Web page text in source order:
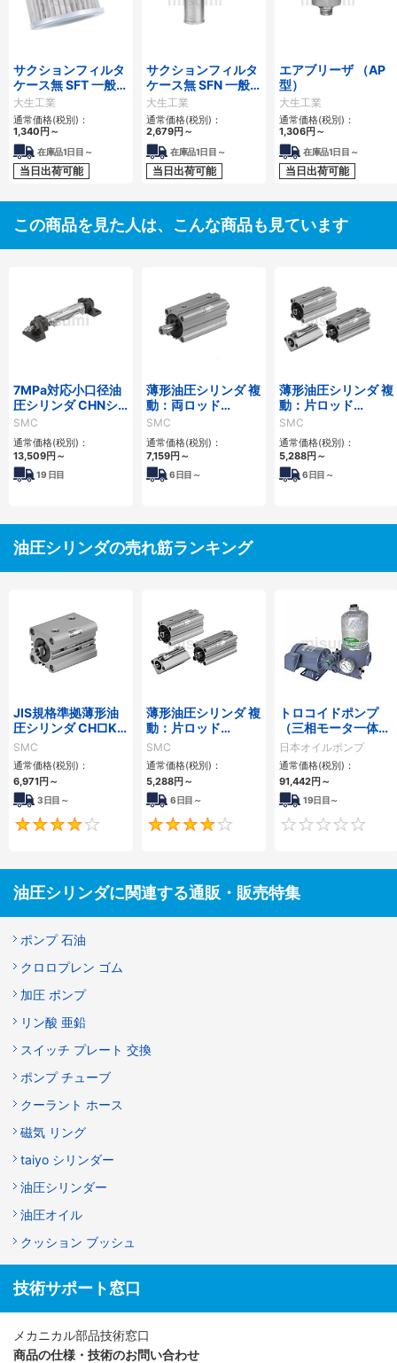
サクションフィルタ
ケース無 SFT 一般作
動油用
大生工業
通常価格(税別)：
1,340円～
在庫品1日目～
当日出荷可能
サクションフィルタ
ケース無 SFN 一般
作動油用
大生工業
通常価格(税別)：
2,679円～
在庫品1日目～
当日出荷可能
エアブリーザ （AP
型）
大生工業
通常価格(税別)：
1,306円～
在庫品1日目～
当日出荷可能
この商品を見た人は、こんな商品も見ています
7MPa対応小口径油
圧シリンダ CHNシ
リーズ
SMC
通常価格(税別)：
13,509円～
19 日目
薄形油圧シリンダ 複
動：両ロッド
CH□QWBシリーズ
SMC
通常価格(税別)：
7,159円～
6日目～
薄形油圧シリンダ 複
動：片ロッド
CH□QBシリーズ
SMC
通常価格(税別)：
5,288円～
6日目～
油圧シリンダの売れ筋ランキング
JIS規格準拠薄形油
圧シリンダ CH□KD
シリーズ
SMC
通常価格(税別)：
6,971円～
3日目～
4
薄形油圧シリンダ 複
動：片ロッド
CH□QBシリーズ
SMC
通常価格(税別)：
5,288円～
6日目～
4
トロコイドポンプ
（三相モータ一体
型） 2MY-Sフィル
ター
日本オイルポンプ
通常価格(税別)：
91,442円～
19日目～
油圧シリンダに関連する通販・販売特集
ポンプ 石油
クロロプレン ゴム
加圧 ポンプ
リン酸 亜鉛
スイッチ プレート 交換
ポンプ チューブ
クーラント ホース
磁気 リング
taiyo シリンダー
油圧シリンダー
油圧オイル
クッション ブッシュ
技術サポート窓口
メカニカル部品技術窓口
商品の仕様・技術のお問い合わせ